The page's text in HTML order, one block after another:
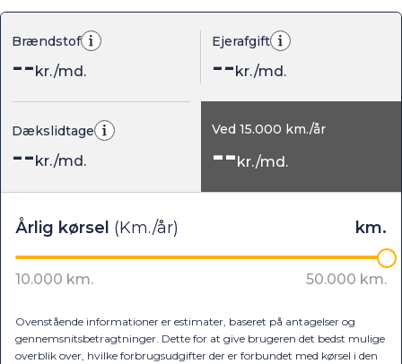
Brændstof
--kr./md.
Ejerafgift
--kr./md.
Dækslidtage
--kr./md.
Ved 15.000 km./år
--kr./md.
Ovenstående informationer er estimater, baseret på antagelser og
gennemsnitsbetragtninger. Dette for at give brugeren det bedst mulige
overblik over, hvilke forbrugsudgifter der er forbundet med kørsel i den